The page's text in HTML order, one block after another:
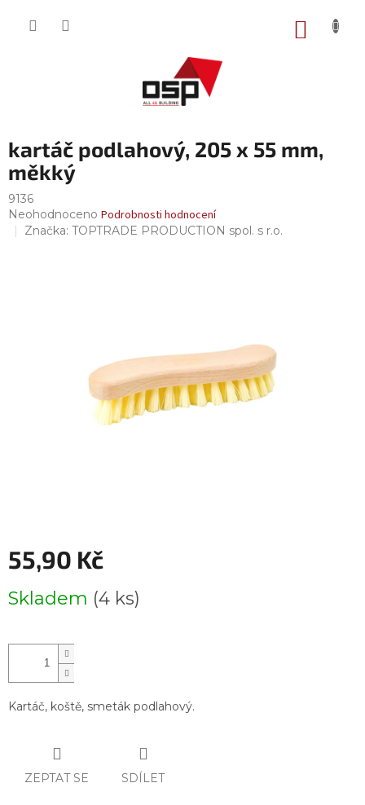
kartáč podlahový, 205 x 55 mm,
měkký
9136
Průměrné
hodnocení
Neohodnoceno Podrobnosti hodnocení
Značka: TOPTRADE PRODUCTION spol. s r.o.
55,90 Kč
cena:
Skladem (4 ks)
Kartáč, koště, smeták podlahový.
ZEPTAT SE SDÍLET